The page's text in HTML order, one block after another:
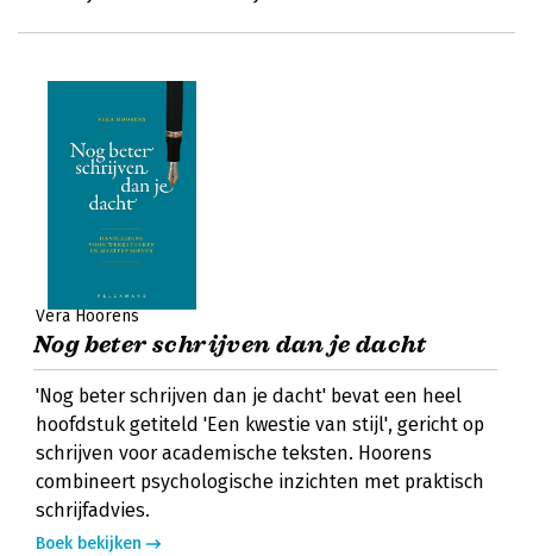
Vera Hoorens
Nog beter schrijven dan je dacht
'Nog beter schrijven dan je dacht' bevat een heel
hoofdstuk getiteld 'Een kwestie van stijl', gericht op
schrijven voor academische teksten. Hoorens
combineert psychologische inzichten met praktisch
schrijfadvies.
Boek bekijken